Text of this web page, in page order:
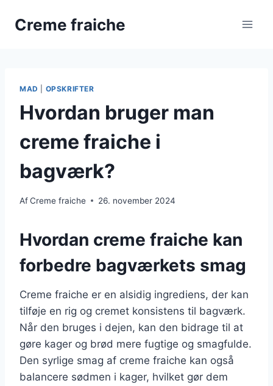
Creme fraiche
MAD OPSKRIFTER
Hvordan bruger man
creme fraiche i
bagværk?
AfCreme fraiche 26. november 2024
Hvordan creme fraiche kan
forbedre bagværkets smag
Creme fraiche er en alsidig ingrediens, der kan
tilføje en rig og cremet konsistens til bagværk.
Når den bruges i dejen, kan den bidrage til at
gøre kager og brød mere fugtige og smagfulde.
Den syrlige smag af creme fraiche kan også
balancere sødmen i kager, hvilket gør dem